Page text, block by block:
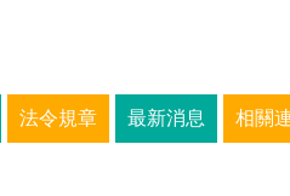
法令規章 最新消息 相關